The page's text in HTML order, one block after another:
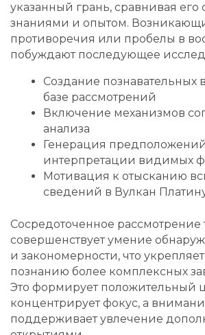
указанный грань, сравнивая
знаниями и опытом.
противоречия или пробелы в
побуждают последующее
Создание познавательных
базе рассмотрений
Включение механизмов
анализа
Генерация
интерпретации видимых
Мотивация к отысканию
сведений в Вулкан
Сосредоточенное рассмотрение
совершенствует умение
и закономерности, что
познанию более комплексных
Это формирует положительный
концентрирует фокус, а
поддерживает увлечение